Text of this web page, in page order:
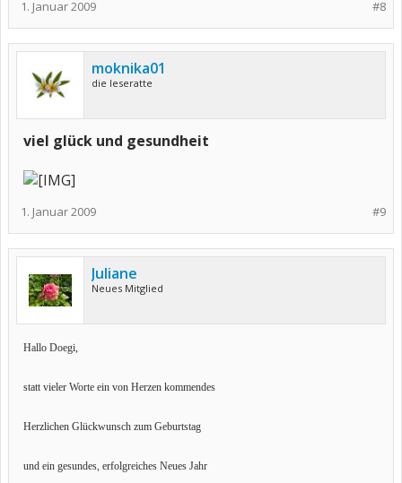
#8
1. Januar 2009
moknika01
die leseratte
viel glück und gesundheit
#9
1. Januar 2009
Juliane
Neues Mitglied
Hallo Doegi,
statt vieler Worte ein von Herzen kommendes
Herzlichen Glückwunsch zum Geburtstag
und ein gesundes, erfolgreiches Neues Jahr